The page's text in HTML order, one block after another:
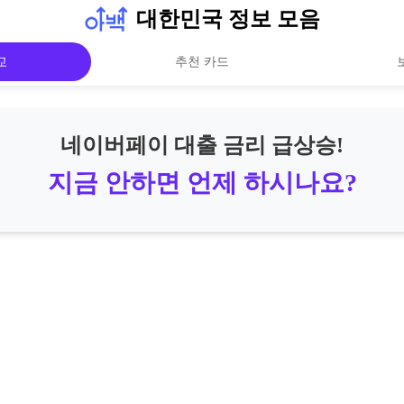
대한민국 정보 모음
추천 카드
네이버페이 대출 금리 급상승!
지금 안하면 언제 하시나요?